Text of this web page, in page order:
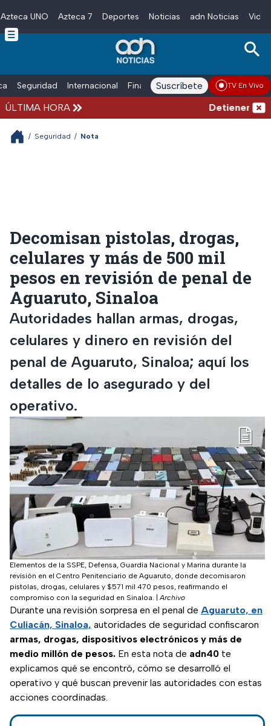
Skip to main content
Azteca UNO Azteca 7 Deportes Noticias adn Noticias
Seguridad Internacional Finanzas adn Noticias Radio
Suscríbete TV En Vivo
ÚLTIMA HORA Detienen al
/ Seguridad / Nota
Decomisan pistolas, drogas,
celulares y más de 500 mil
pesos en revisión de penal de
Aguaruto, Sinaloa
Autoridades hallan armas, drogas,
celulares y dinero en revisión del
penal de Aguaruto, Sinaloa; aquí los
detalles de lo asegurado y del
operativo.
Elementos de la SSPE, Defensa, Guardia Nacional y Marina durante la
revisión en el Centro Penitenciario de Aguaruto, donde decomisaron
pistolas, drogas, celulares y $571 mil 470 pesos, reafirmando el
compromiso con la seguridad en Sinaloa. |Archivo
Durante una revisión sorpresa en el penal de Aguaruto, en
Culiacán, Sinaloa, autoridades de seguridad confiscaron
armas, drogas, dispositivos electrónicos y más de
medio millón de pesos. En esta nota de adn40 te
explicamos qué se encontró, cómo se desarrolló el
operativo y qué buscan prevenir las autoridades con estas
acciones coordinadas.